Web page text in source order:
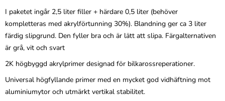
I paketet ingår 2,5 liter filler + härdare 0,5 liter (behöver
kompletteras med akrylförtunning 30%). Blandning ger ca 3 liter
färdig slipgrund. Den fyller bra och är lätt att slipa. Färgalternativen
är grå, vit och svart
2K högbyggd akrylprimer designad för bilkarossreperationer.
Universal högfyllande primer med en mycket god vidhäftning mot
aluminiumytor och utmärkt vertikal stabilitet.